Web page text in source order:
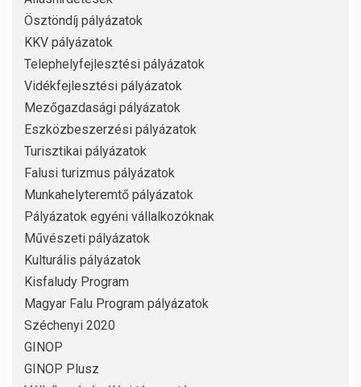
Ösztöndíj pályázatok
KKV pályázatok
Telephelyfejlesztési pályázatok
Vidékfejlesztési pályázatok
Mezőgazdasági pályázatok
Eszközbeszerzési pályázatok
Turisztikai pályázatok
Falusi turizmus pályázatok
Munkahelyteremtő pályázatok
Pályázatok egyéni vállalkozóknak
Művészeti pályázatok
Kulturális pályázatok
Kisfaludy Program
Magyar Falu Program pályázatok
Széchenyi 2020
GINOP
GINOP Plusz